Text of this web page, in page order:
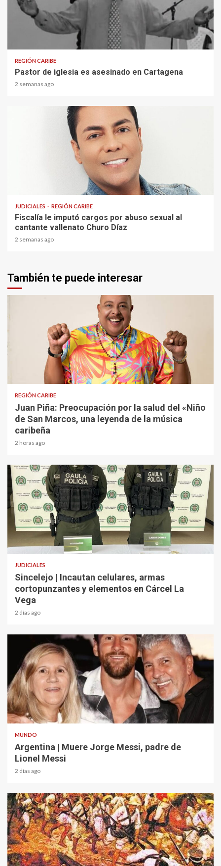
REGIÓN CARIBE
Pastor de iglesia es asesinado en Cartagena
2 semanas ago
JUDICIALES REGIÓN CARIBE
Fiscalía le imputó cargos por abuso sexual al
cantante vallenato Churo Díaz
2 semanas ago
También te puede interesar
3 min read
REGIÓN CARIBE
Juan Piña: Preocupación por la salud del «Niño
de San Marcos, una leyenda de la música
caribeña
2 horas ago
2 min read
JUDICIALES
Sincelejo | Incautan celulares, armas
cortopunzantes y elementos en Cárcel La
Vega
2 días ago
2 min read
MUNDO
Argentina | Muere Jorge Messi, padre de
Lionel Messi
2 días ago